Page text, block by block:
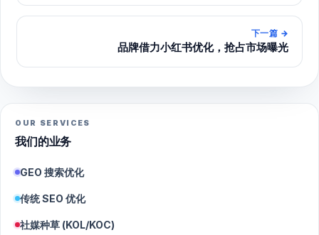
下一篇 →
品牌借力小红书优化，抢占市场曝光
OUR SERVICES
我们的业务
GEO 搜索优化
传统 SEO 优化
社媒种草 (KOL/KOC)